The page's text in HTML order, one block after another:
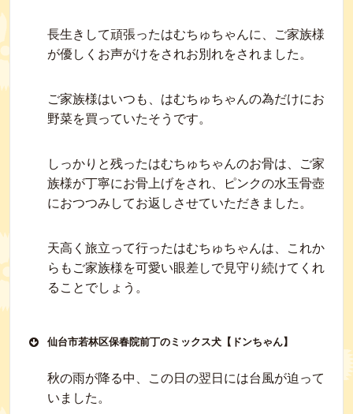
長生きして頑張ったはむちゅちゃんに、ご家族様
が優しくお声がけをされお別れをされました。
ご家族様はいつも、はむちゅちゃんの為だけにお
野菜を買っていたそうです。
しっかりと残ったはむちゅちゃんのお骨は、ご家
族様が丁寧にお骨上げをされ、ピンクの水玉骨壺
におつつみしてお返しさせていただきました。
天高く旅立って行ったはむちゅちゃんは、これか
らもご家族様を可愛い眼差しで見守り続けてくれ
ることでしょう。
仙台市若林区保春院前丁のミックス犬【ドンちゃん】
秋の雨が降る中、この日の翌日には台風が迫って
いました。